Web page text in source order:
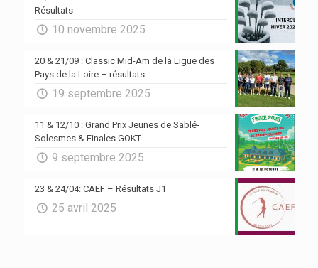
Résultats
10 novembre 2025
20 & 21/09 : Classic Mid-Am de la Ligue des
Pays de la Loire – résultats
19 septembre 2025
11 & 12/10 : Grand Prix Jeunes de Sablé-
Solesmes & Finales GOKT
9 septembre 2025
23 & 24/04: CAEF – Résultats J1
25 avril 2025